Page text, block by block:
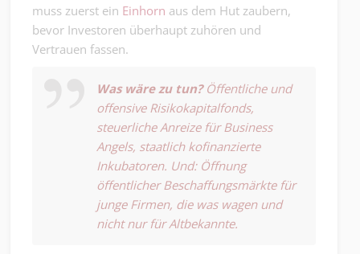
muss zuerst ein Einhorn aus dem Hut zaubern,
bevor Investoren überhaupt zuhören und
Vertrauen fassen.
Was wäre zu tun?Öffentliche und
offensive Risikokapitalfonds,
steuerliche Anreize für Business
Angels, staatlich kofinanzierte
Inkubatoren. Und: Öffnung
öffentlicher Beschaffungsmärkte für
junge Firmen, die was wagen und
nicht nur für Altbekannte.